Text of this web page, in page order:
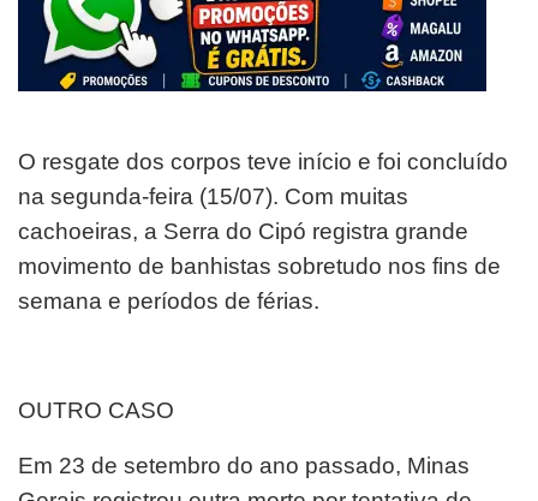
O resgate dos corpos teve início e foi concluído
na segunda-feira (15/07). Com muitas
cachoeiras, a Serra do Cipó registra grande
movimento de banhistas sobretudo nos fins de
semana e períodos de férias.
OUTRO CASO
Em 23 de setembro do ano passado, Minas